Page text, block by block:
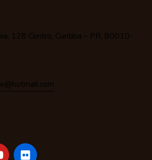
128 Centro, Curitiba – PR, 80010-